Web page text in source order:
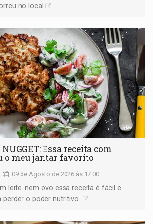
no local
NUGGET: Essa receita com
o meu jantar favorito
09 de Agosto de 2026 às 17:00
leite, nem ovo essa receita é fácil e
perder o poder nutritivo